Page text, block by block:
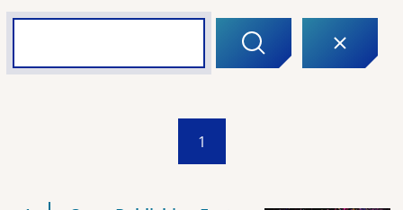
1